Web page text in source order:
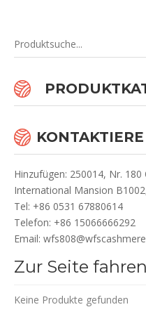
Hinzufügen: 250014, Nr.
International Mansion
Tel: +86 0531 67880614
Telefon: +86 15066666292
Email:
Zur Seite fahren
Keine Produkte gefunden